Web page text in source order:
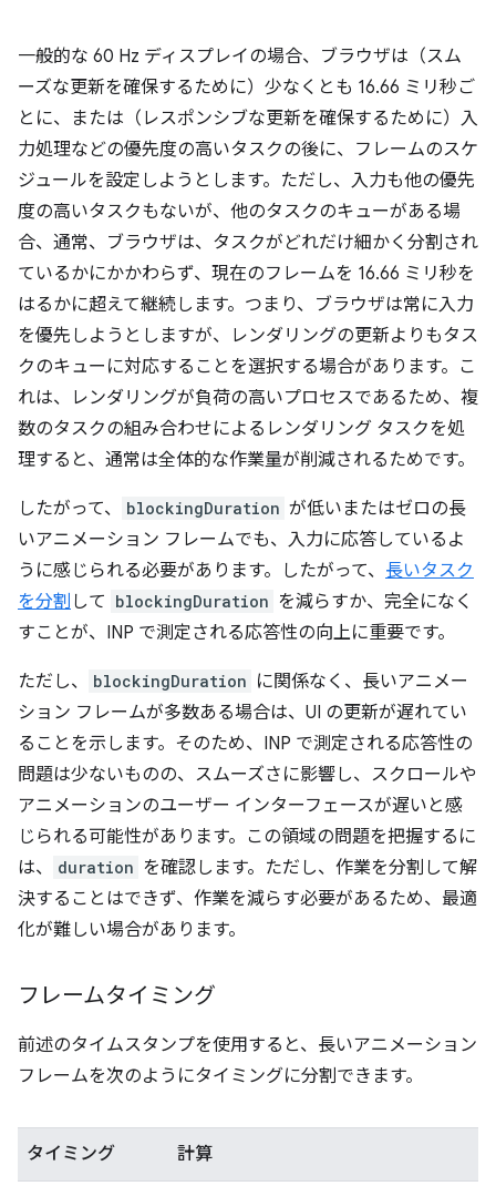
一般的な 60 Hz ディスプレイの場合、ブラウザは（スム
ーズな更新を確保するために）少なくとも 16.66 ミリ秒ご
とに、または（レスポンシブな更新を確保するために）入
力処理などの優先度の高いタスクの後に、フレームのスケ
ジュールを設定しようとします。ただし、入力も他の優先
度の高いタスクもないが、他のタスクのキューがある場
合、通常、ブラウザは、タスクがどれだけ細かく分割され
ているかにかかわらず、現在のフレームを 16.66 ミリ秒を
はるかに超えて継続します。つまり、ブラウザは常に入力
を優先しようとしますが、レンダリングの更新よりもタス
クのキューに対応することを選択する場合があります。こ
れは、レンダリングが負荷の高いプロセスであるため、複
数のタスクの組み合わせによるレンダリング タスクを処
理すると、通常は全体的な作業量が削減されるためです。
したがって、 blockingDuration が低いまたはゼロの長
いアニメーション フレームでも、入力に応答しているよ
うに感じられる必要があります。したがって、 長いタスク
を分割 して blockingDuration を減らすか、完全になく
すことが、INP で測定される応答性の向上に重要です。
ただし、 blockingDuration に関係なく、長いアニメー
ション フレームが多数ある場合は、UI の更新が遅れてい
ることを示します。そのため、INP で測定される応答性の
問題は少ないものの、スムーズさに影響し、スクロールや
アニメーションのユーザー インターフェースが遅いと感
じられる可能性があります。この領域の問題を把握するに
は、
duration を確認します。ただし、作業を分割して解
決することはできず、作業を減らす必要があるため、最適
化が難しい場合があります。
フレームタイミング
前述のタイムスタンプを使用すると、長いアニメーション
フレームを次のようにタイミングに分割できます。
タイミング 計算